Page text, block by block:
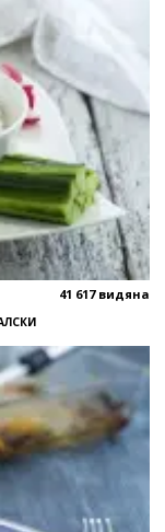
41 617 видяна